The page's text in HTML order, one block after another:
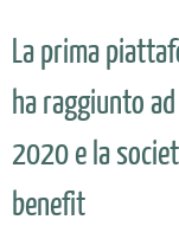
La prima
ha raggiunto
2020 e la
benefit